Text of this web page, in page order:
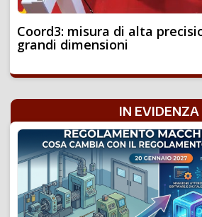
Coord3: misura di alta
grandi dimensioni
IN EVIDENZA